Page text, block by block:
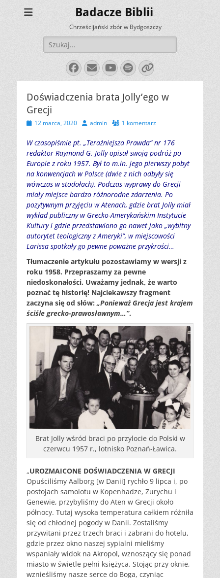
Badacze Biblii
Chrześcijański zbór w Bydgoszczy
Szukaj:
Facebook
E-
mail
YouTube
Spotify
Link
Doświadczenia brata Jolly’ego w
Grecji
Opublikowano
12 marca, 2020 Autoradmin 1 komentarz
W czasopiśmie pt. „Teraźniejsza Prawda” nr 176
redaktor Raymond G. Jolly opisał swoją podróż po
Europie z roku 1957. Był to m.in. jego pierwszy pobyt
na konwencjach w Polsce (dwie z nich odbyły się
wówczas w stodołach). Podczas wyprawy do Grecji
miały miejsce bardzo różnorodne zdarzenia. Po
pozytywnym przyjęciu w Atenach, gdzie brat Jolly miał
wykład publiczny w Grecko-Amerykańskim Instytucie
Kultury i gdzie przedstawiono go nawet jako „wybitny
autorytet teologiczny z Ameryki”, w miejscowości
Larissa spotkały go pewne poważne przykrości…
Tłumaczenie artykułu pozostawiamy w wersji z
roku 1958. Przepraszamy za pewne
niedoskonałości. Uważamy jednak, że warto
poznać tę historię! Najciekawszy fragment
zaczyna się od słów: „Ponieważ Grecja jest krajem
ściśle grecko-prawosławnym…”.
Brat Jolly wśród braci po przylocie do Polski w
czerwcu 1957 r., lotnisko Poznań-Ławica.
„UROZMAICONE DOŚWIADCZENIA W GRECJI
Opuściliśmy Aalborg [w Danii] rychło 9 lipca i, po
postojach samolotu w Kopenhadze, Zurychu i
Genewie, przybyliśmy do Aten w Grecji około
północy. Tutaj wysoka temperatura całkiem różniła
się od chłodnej pogody w Danii. Zostaliśmy
przywitani przez trzech braci i zabrani do hotelu,
gdzie przez okno naszej sypialni mieliśmy
wspaniały widok na Akropol, wznoszący się ponad
miasto w świetle pełni księżyca. Stojąc przy oknie,
wznieśliśmy nasze serce do Boga, czyniąc